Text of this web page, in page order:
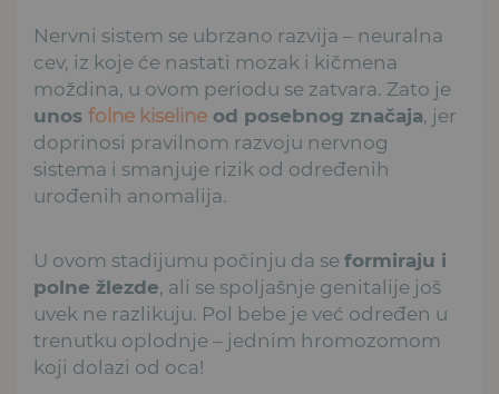
Nervni sistem se ubrzano razvija – neuralna
cev, iz koje će nastati mozak i kičmena
moždina, u ovom periodu se zatvara. Zato je
unos folne kiseline od posebnog značaja, jer
doprinosi pravilnom razvoju nervnog
sistema i smanjuje rizik od određenih
urođenih anomalija.
U ovom stadijumu počinju da se formiraju i
polne žlezde, ali se spoljašnje genitalije još
uvek ne razlikuju. Pol bebe je već određen u
trenutku oplodnje – jednim hromozomom
koji dolazi od oca!